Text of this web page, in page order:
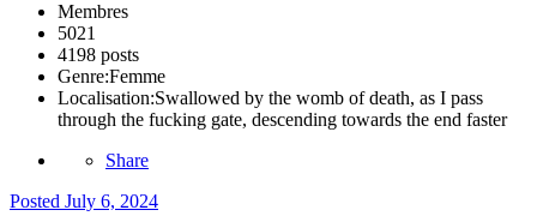
Membres
5021
4198 posts
Genre:Femme
Localisation:Swallowed by the womb of death, as I pass
through the fucking gate, descending towards the end faster
Share
Posted July 6, 2024